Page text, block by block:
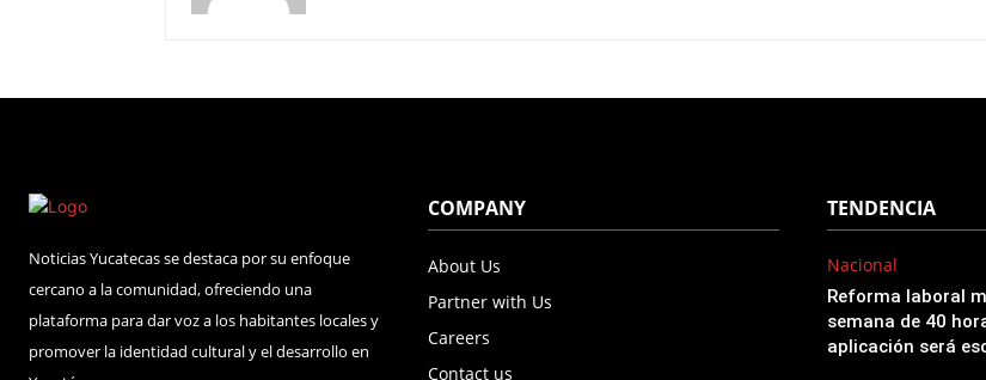
Noticias Yucatecas se destaca por su enfoque
cercano a la comunidad, ofreciendo una
plataforma para dar voz a los habitantes locales y
promover la identidad cultural y el desarrollo en
COMPANY
About Us
Partner with Us
Careers
Contact us
TENDENCIA
Nacional
Reforma laboral
semana de 40
aplicación será